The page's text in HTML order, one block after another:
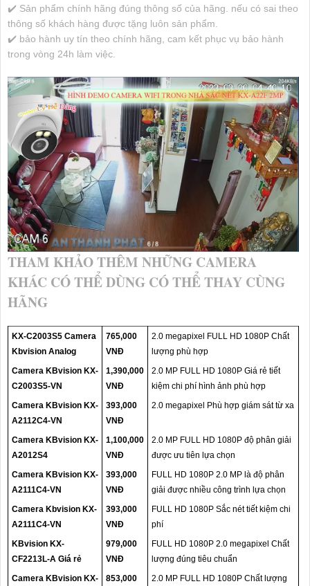
✔️ Sản phẩm chính hãng đúng thông số của hãng. nếu có sai theo
thông số khách hàng được tặng luôn sản phẩm.
✔️ bảo hành uy tín theo chính hãng, cam kết phục vụ bảo hành
trong vòng 24h làm việc.
THAM KHẢO THÊM NHỮNG CAMERA
KHÁC CÓ THỂ DÙNG CÓ THỂ THAY CÙNG
HÃNG
KX-C2003S5 Camera
Kbvision Analog
765,000
VNĐ
2.0 megapixel FULL HD 1080P Chất
lượng phù hợp
Camera KBvision KX-
C2003S5-VN
1,390,000
VNĐ
2.0 MP FULL HD 1080P Giá rẻ tiết
kiệm chi phí hình ảnh phù hợp
Camera KBvision KX-
A2112C4-VN
393,000
VNĐ
2.0 megapixel Phù hợp giám sát từ xa
Camera KBvision KX-
A2012S4
1,100,000
VNĐ
2.0 MP FULL HD 1080P độ phân giải
được ưu tiên lựa chọn
Camera KBvision KX-
A2111C4-VN
393,000
VNĐ
FULL HD 1080P 2.0 MP là độ phân
giải được nhiều công trình lựa chọn
Camera Kbvision KX-
A2111C4-VN
393,000
VNĐ
FULL HD 1080P Sắc nét tiết kiệm chi
phí
KBvision KX-
CF2213L-A Giá rẻ
979,000
VNĐ
FULL HD 1080P 2.0 megapixel Chất
lượng đúng tiêu chuẩn
Camera KBvision KX-
853,000
2.0 MP FULL HD 1080P Chất lượng